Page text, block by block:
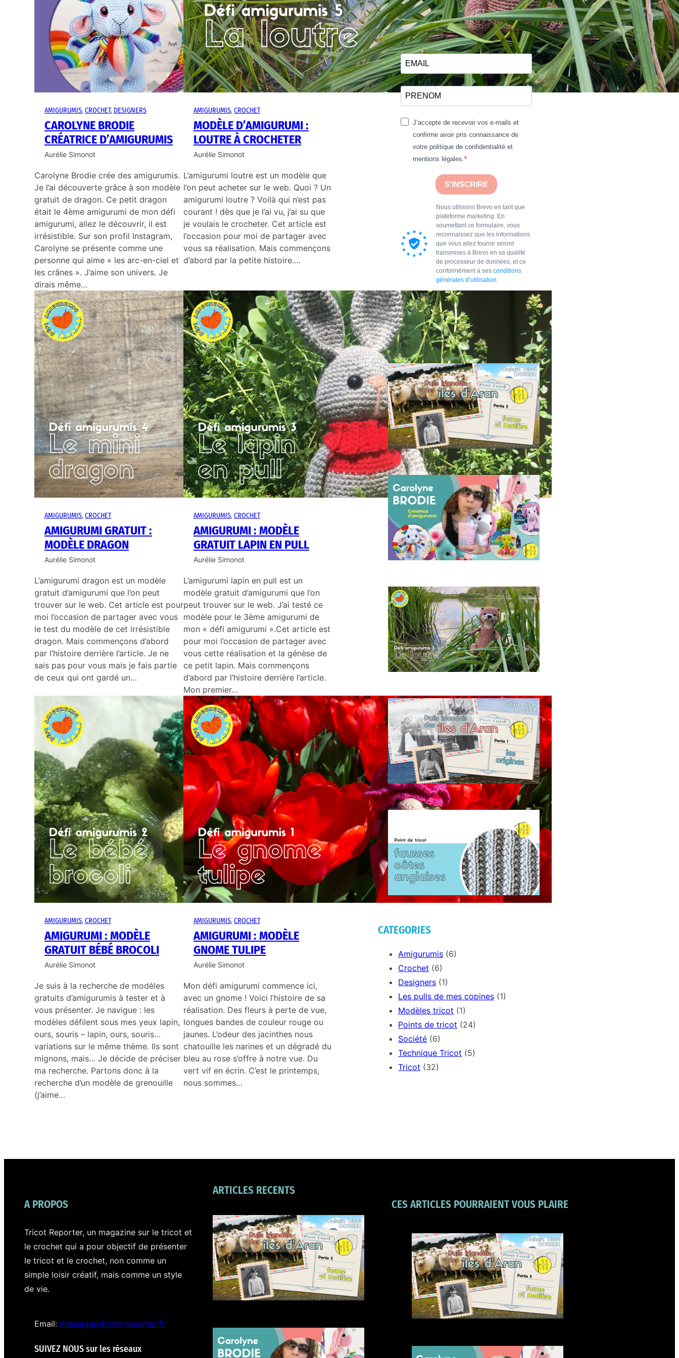
AMIGURUMIS, CROCHET, DESIGNERS
CAROLYNE BRODIE
CRÉATRICE D’AMIGURUMIS
Aurélie Simonot
Carolyne Brodie crée des amigurumis.
Je l’ai découverte grâce à son modèle
gratuit de dragon. Ce petit dragon
était le 4ème amigurumi de mon défi
amigurumi, allez le découvrir, il est
irrésistible. Sur son profil Instagram,
Carolyne se présente comme une
personne qui aime « les arc-en-ciel et
les crânes ». J’aime son univers. Je
dirais même…
AMIGURUMIS, CROCHET
MODÈLE D’AMIGURUMI :
LOUTRE À CROCHETER
Aurélie Simonot
L’amigurumi loutre est un modèle que
l’on peut acheter sur le web. Quoi ? Un
amigurumi loutre ? Voilà qui n’est pas
courant ! dès que je l’ai vu, j’ai su que
je voulais le crocheter. Cet article est
l’occasion pour moi de partager avec
vous sa réalisation. Mais commençons
d’abord par la petite histoire.…
AMIGURUMIS, CROCHET
AMIGURUMI GRATUIT :
MODÈLE DRAGON
Aurélie Simonot
L’amigurumi dragon est un modèle
gratuit d’amigurumi que l’on peut
trouver sur le web. Cet article est pour
moi l’occasion de partager avec vous
le test du modèle de cet irrésistible
dragon. Mais commençons d’abord
par l’histoire derrière l’article. Je ne
sais pas pour vous mais je fais partie
de ceux qui ont gardé un…
AMIGURUMIS, CROCHET
AMIGURUMI : MODÈLE
GRATUIT LAPIN EN PULL
Aurélie Simonot
L’amigurumi lapin en pull est un
modèle gratuit d’amigurumi que l’on
peut trouver sur le web. J’ai testé ce
modèle pour le 3ème amigurumi de
mon « défi amigurumi ».Cet article est
pour moi l’occasion de partager avec
vous cette réalisation et la génèse de
ce petit lapin. Mais commençons
d’abord par l’histoire derrière l’article.
Mon premier…
AMIGURUMIS, CROCHET
AMIGURUMI : MODÈLE
GRATUIT BÉBÉ BROCOLI
Aurélie Simonot
Je suis à la recherche de modèles
gratuits d’amigurumis à tester et à
vous présenter. Je navigue : les
modèles défilent sous mes yeux lapin,
ours, souris – lapin, ours, souris…
variations sur le même thème. Ils sont
mignons, mais… Je décide de préciser
ma recherche. Partons donc à la
recherche d’un modèle de grenouille
(j’aime…
AMIGURUMIS, CROCHET
AMIGURUMI : MODÈLE
GNOME TULIPE
Aurélie Simonot
Mon défi amigurumi commence ici,
avec un gnome ! Voici l’histoire de sa
réalisation. Des fleurs à perte de vue,
longues bandes de couleur rouge ou
jaunes. L’odeur des jacinthes nous
chatouille les narines et un dégradé du
bleu au rose s’offre à notre vue. Du
vert vif en écrin. C’est le printemps,
nous sommes…
J’accepte de recevoir vos e-mails et
confirme avoir pris connaissance de
votre politique de confidentialité et
mentions légales.
S'INSCRIRE
Nous utilisons Brevo en tant que
plateforme marketing. En
soumettant ce formulaire, vous
reconnaissez que les informations
que vous allez fournir seront
transmises à Brevo en sa qualité
de processeur de données; et ce
conformément à ses conditions
générales d’utilisation.
ARTICLES RECENTS
Forme et matière des
pulls irlandais d’Aran
Carolyne Brodie
créatrice
d’amigurumis
Modèle d’amigurumi :
Loutre à crocheter
L’origine des pulls
irlandais d’Aran
fausses côtes
anglaises
CATEGORIES
Amigurumis (6)
Crochet (6)
Designers (1)
Les pulls de mes copines (1)
Modèles tricot (1)
Points de tricot (24)
Société (6)
Technique Tricot (5)
Tricot (32)
A PROPOS
Tricot Reporter, un magazine sur le tricot et
le crochet qui a pour objectif de présenter
le tricot et le crochet, non comme un
simple loisir créatif, mais comme un style
de vie.⁣
Email: message@tricot-reporter.fr
SUIVEZ NOUS sur les réseaux
ARTICLES RECENTS
Forme et matière des pulls
irlandais d’Aran
Carolyne Brodie créatrice
d’amigurumis
CES ARTICLES POURRAIENT VOUS PLAIRE
Forme et matière des pulls
irlandais d’Aran
Carolyne Brodie créatrice